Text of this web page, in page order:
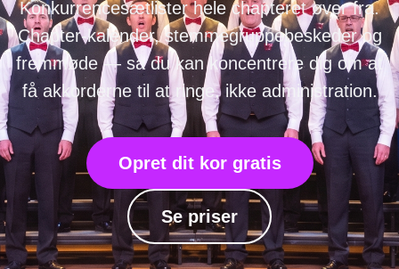
Konkurrencesætlister hele chapteret øver fra.
Chapter-kalender, stemmegruppebeskeder og
fremmøde — så du kan koncentrere dig om at
få akkorderne til at ringe, ikke administration.
Opret dit kor gratis
Se priser